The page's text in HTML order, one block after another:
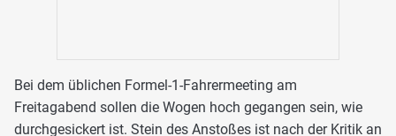
Bei dem üblichen Formel-1-Fahrermeeting am
Freitagabend sollen die Wogen hoch gegangen sein, wie
durchgesickert ist. Stein des Anstoßes ist nach der Kritik an